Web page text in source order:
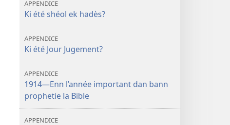
APPENDICE
Ki été shéol ek hadès?
APPENDICE
Ki été Jour Jugement?
APPENDICE
1914—Enn l’année important dan bann
prophetie la Bible
APPENDICE